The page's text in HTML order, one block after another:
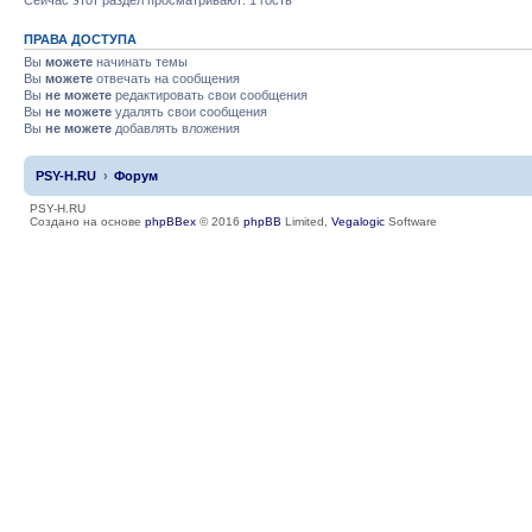
ПРАВА ДОСТУПА
Вы можете начинать темы
Вы можете отвечать на сообщения
Вы не можете редактировать свои сообщения
Вы не можете удалять свои сообщения
Вы не можете добавлять вложения
PSY-H.RU Форум
PSY-H.RU
Создано на основе phpBBex © 2016 phpBB Limited, Vegalogic Software